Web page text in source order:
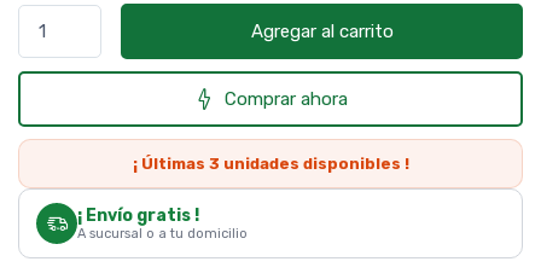
Agregar al carrito
Comprar ahora
¡ Últimas 3 unidades disponibles !
¡ Envío gratis !
A sucursal o a tu domicilio